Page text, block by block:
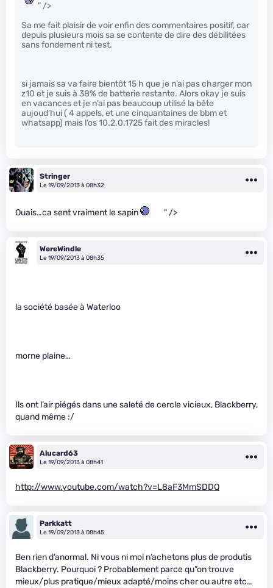
" />
Sa me fait plaisir de voir enfin des commentaires positif, car
depuis plusieurs mois sa se contente de dire des débilitées
sans fondement ni test.
si jamais sa va faire bientôt 15 h que je n’ai pas charger mon
z10 et je suis à 38% de batterie restante. Alors okay je suis
en vacances et je n’ai pas beaucoup utilisé la bête
aujoud’hui ( 4 appels, et une cinquantaines de bbm et
whatsapp) mais l’os 10.2.0.1725 fait des miracles!
Stringer
Le 19/09/2013 à 08h32
Ouais…ca sent vraiment le sapin " />
WereWindle
Le 19/09/2013 à 08h35
la société basée à Waterloo
morne plaine…
Ils ont l’air piégés dans une saleté de cercle vicieux, Blackberry,
quand même :/
Alucard63
Le 19/09/2013 à 08h41
http://www.youtube.com/watch?v=L8aF3MmSDDQ
Parkkatt
Le 19/09/2013 à 08h45
Ben rien d’anormal. Ni vous ni moi n’achetons plus de produtis
Blackberry. Pourquoi ? Probablement parce qu”on trouve
mieux/plus pratique/mieux adapté/moins cher ou autre etc…